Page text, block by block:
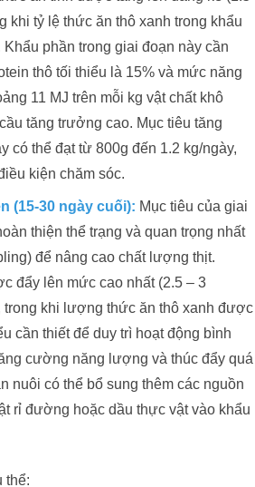
khi tỷ lệ thức ăn thô xanh trong khẩu
phần trong giai đoạn này cần
thô tối thiểu là 15% và mức năng
11 MJ trên mỗi kg vật chất khô
tăng trưởng cao. Mục tiêu tăng
có thể đạt từ 800g đến 1.2 kg/ngày,
kiện chăm sóc.
(15-30 ngày cuối): Mục tiêu của giai
thiện thể trạng và quan trọng nhất
để nâng cao chất lượng thịt.
đẩy lên mức cao nhất (2.5 – 3
trong khi lượng thức ăn thô xanh được
cần thiết để duy trì hoạt động bình
cường năng lượng và thúc đẩy quá
nuôi có thể bổ sung thêm các nguồn
rỉ đường hoặc dầu thực vật vào khẩu
thể: